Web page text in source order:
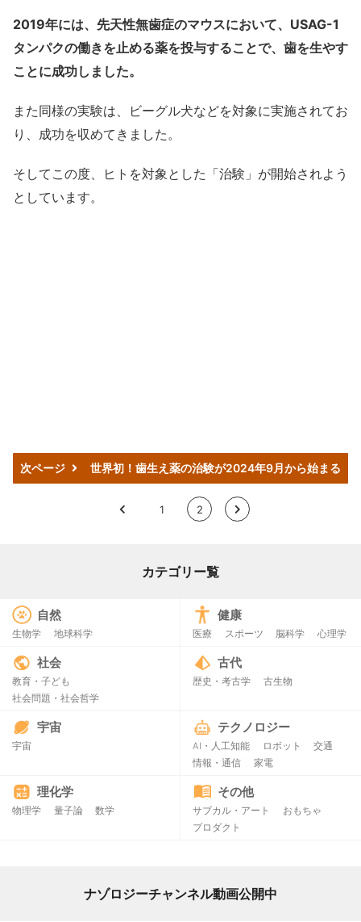
2019年には、先天性無歯症のマウスにおいて、USAG-1
タンパクの働きを止める薬を投与することで、歯を生やす
ことに成功しました。
また同様の実験は、ビーグル犬などを対象に実施されてお
り、成功を収めてきました。
そしてこの度、ヒトを対象とした「治験」が開始されよう
としています。
次ページ 世界初！歯生え薬の治験が2024年9月から始まる
< 1 2 >
カテゴリー覧
自然
生物学 地球科学
健康
医療 スポーツ 脳科学 心理学
社会
教育・子ども
社会問題・社会哲学
古代
歴史・考古学 古生物
宇宙
宇宙
テクノロジー
AI・人工知能 ロボット
交通
情報・通信
家電
理化学
物理学 量子論 数学
その他
サブカル・アート
おもちゃ
プロダクト
ナゾロジーチャンネル動画公開中